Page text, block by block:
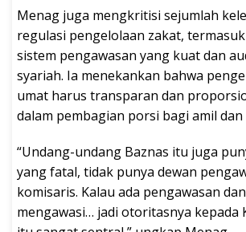
Menag juga mengkritisi sejumlah
regulasi pengelolaan zakat,
sistem pengawasan yang kuat dan
syariah. Ia menekankan bahwa
umat harus transparan dan
dalam pembagian porsi bagi amil
“Undang-undang Baznas itu juga
yang fatal, tidak punya dewan
komisaris. Kalau ada pengawasan
mengawasi… jadi otoritasnya kepada